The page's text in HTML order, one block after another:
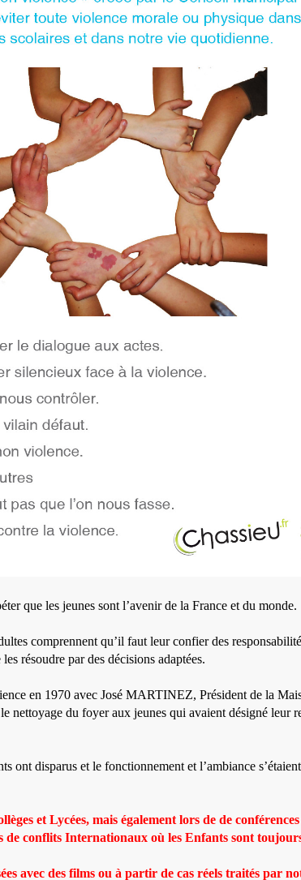
que les jeunes sont l’avenir de la France et du monde.
comprennent qu’il faut leur confier des
résoudre par des décisions adaptées.
en 1970 avec José MARTINEZ, Président de la
nettoyage du foyer aux jeunes qui avaient désigné leur
ont disparus et le fonctionnement et l’ambiance
et Lycées, mais également lors de de
conflits Internationaux où les Enfants sont
avec des films ou à partir de cas réels traités par